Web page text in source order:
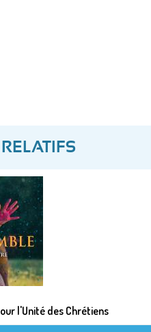
l'Unité des Chrétiens